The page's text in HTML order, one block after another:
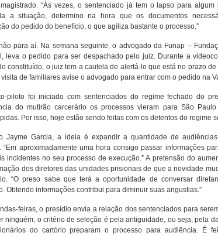
“Às vezes, o sentenciado já tem o lapso para
a situação, determino na hora que os documentos
do pedido do benefício, o que agiliza bastante o processo.”
para aí. Na semana seguinte, o advogado da Funap –
leva o pedido para ser despachado pelo juiz. Durante a
constituído, o juiz tem a cautela de alertá-lo que está no prazo
de familiares avise o advogado para entrar com o pedido na
piloto foi iniciado com sentenciados do regime fechado do
do mutirão carcerário os processos vieram para São
Por isso, hoje estão sendo feitas com os detentos do regime
Jayme Garcia, a ideia é expandir a quantidade de
“Em aproximadamente uma hora consigo passar informações
incidentes no seu processo de execução.” A pretensão do
dos diretores das unidades prisionais de que a novidade
“O preso sabe que terá a oportunidade de conversar
Obtendo informações contribui para diminuir suas angustias.”
feiras, o presídio envia a relação dos sentenciados para
ninguém, o critério de seleção é pela antiguidade, ou seja, pela
do cartório preparam o processo para audiência. É